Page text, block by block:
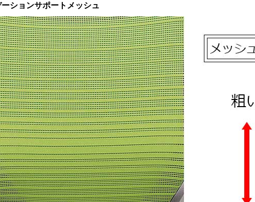
ションサポートメッシュ